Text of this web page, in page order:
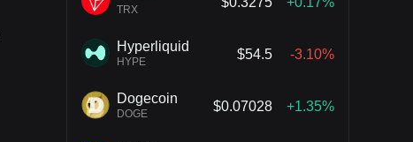
TRX
Hyperliquid
HYPE
$54.5 -3.10%
Dogecoin
DOGE
$0.07028 +1.35%